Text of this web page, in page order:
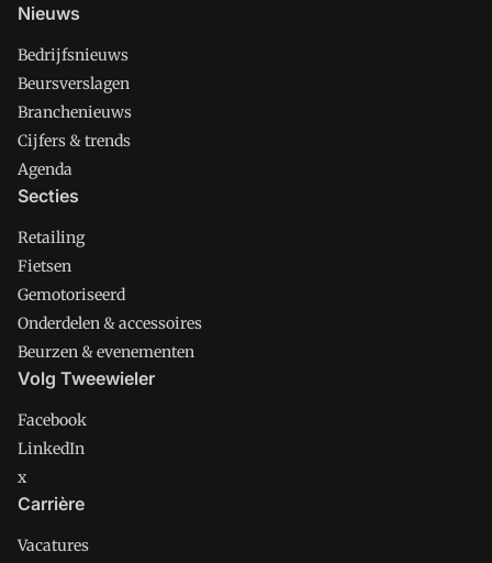
Nieuws
Bedrijfsnieuws
Beursverslagen
Branchenieuws
Cijfers & trends
Agenda
Secties
Retailing
Fietsen
Gemotoriseerd
Onderdelen & accessoires
Beurzen & evenementen
Volg Tweewieler
Facebook
LinkedIn
x
Carrière
Vacatures